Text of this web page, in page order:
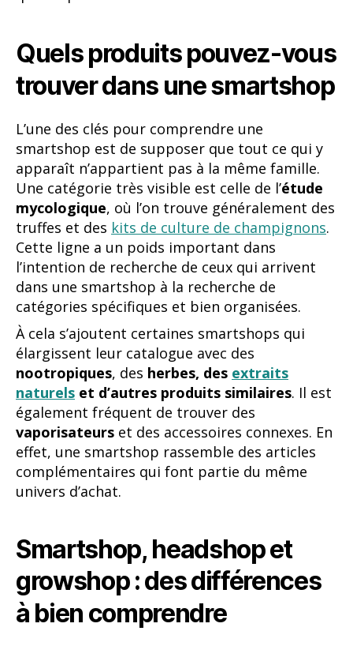
Quels produits pouvez-vous
trouver dans une smartshop
L’une des clés pour comprendre une
smartshop est de supposer que tout ce qui y
apparaît n’appartient pas à la même famille.
Une catégorie très visible est celle de l’étude
mycologique, où l’on trouve généralement des
truffes et des kits de culture de champignons.
Cette ligne a un poids important dans
l’intention de recherche de ceux qui arrivent
dans une smartshop à la recherche de
catégories spécifiques et bien organisées.
À cela s’ajoutent certaines smartshops qui
élargissent leur catalogue avec des
nootropiques, des herbes, des extraits
naturels et d’autres produits similaires. Il est
également fréquent de trouver des
vaporisateurs et des accessoires connexes. En
effet, une smartshop rassemble des articles
complémentaires qui font partie du même
univers d’achat.
Smartshop, headshop et
growshop : des différences
à bien comprendre